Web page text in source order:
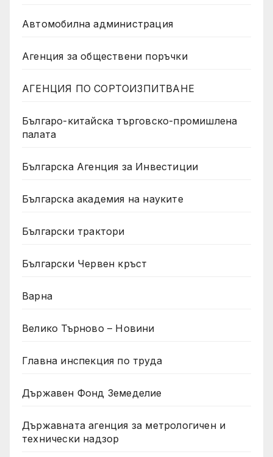
Автомобилна администрация
Агенция за обществени поръчки
АГЕНЦИЯ ПО СОРТОИЗПИТВАНЕ
Българо-китайска търговско-промишлена
палата
Българска Агенция за Инвестиции
Българска академия на науките
Български трактори
Български Червен кръст
Варна
Велико Търново – Новини
Главна инспекция по труда
Държавен Фонд Земеделие
Държавната агенция за метрологичен и
технически надзор